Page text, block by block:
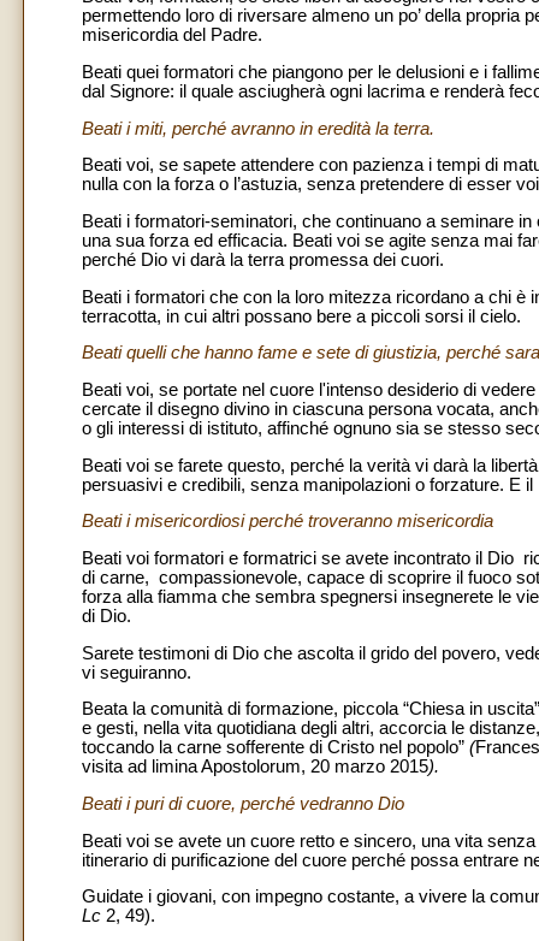
permettendo loro di riversare almeno un po’ della
misericordia del Padre.
Beati quei formatori che piangono per le delusioni e i
dal Signore: il quale asciugherà ogni lacrima e renderà
Beati i miti, perché avranno in eredità la terra.
Beati voi, se sapete attendere con pazienza i tempi di
nulla con la forza o l’astuzia, senza pretendere di esser
Beati i formatori-seminatori, che continuano a seminare
una sua forza ed efficacia. Beati voi se agite senza mai
perché Dio vi darà la terra promessa dei cuori.
Beati i formatori che con la loro mitezza ricordano a chi
terracotta, in cui altri possano bere a piccoli sorsi il cielo.
Beati quelli che hanno fame e sete di giustizia, perché
Beati voi, se portate nel cuore l'intenso desiderio di
cercate il disegno divino in ciascuna persona vocata,
o gli interessi di istituto, affinché ognuno sia se stesso
Beati voi se farete questo, perché la verità vi darà la
persuasivi e credibili, senza manipolazioni o forzature. E
Beati i misericordiosi perché troveranno misericordia
Beati voi formatori e formatrici se avete incontrato il Dio
di carne, compassionevole, capace di scoprire il fuoco
forza alla fiamma che sembra spegnersi insegnerete le
di Dio.
Sarete testimoni di Dio che ascolta il grido del povero,
vi seguiranno.
Beata la comunità di formazione, piccola “Chiesa in
e gesti, nella vita quotidiana degli altri, accorcia le
toccando la carne sofferente di Cristo nel popolo” (
visita ad limina Apostolorum, 20 marzo 2015).
Beati i puri di cuore, perché vedranno Dio
Beati voi se avete un cuore retto e sincero, una vita
itinerario di purificazione del cuore perché possa entrare
Guidate i giovani, con impegno costante, a vivere la
Lc 2, 49).